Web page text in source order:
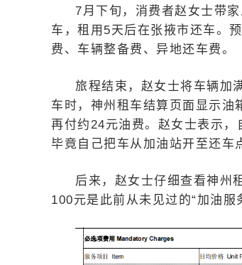
7月下旬，消费者赵女士带
车，租用5天后在张掖市还车。
费、车辆整备费、异地还车费。
旅程结束，赵女士将车辆加
车时，神州租车结算页面显示
再付约24元油费。赵女士表示
毕竟自己把车从加油站开至还车
后来，赵女士仔细查看神州
100元是此前从未见过的“加油服